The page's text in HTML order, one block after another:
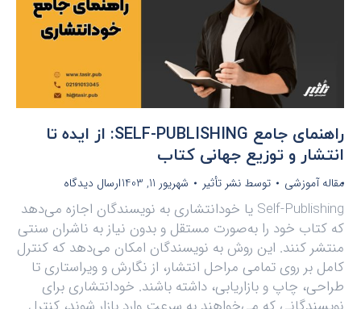
راهنمای جامع SELF-PUBLISHING: از ایده تا
انتشار و توزیع جهانی کتاب
مقاله آموزشی توسط نشر تأثیر شهریور 11, 1403 ارسال دیدگاه
Self-Publishing یا خودانتشاری به نویسندگان اجازه می‌دهد
که کتاب خود را به‌صورت مستقل و بدون نیاز به ناشران سنتی
منتشر کنند. این روش به نویسندگان امکان می‌دهد که کنترل
کامل بر روی تمامی مراحل انتشار، از نگارش و ویراستاری تا
طراحی، چاپ و بازاریابی، داشته باشند. خودانتشاری برای